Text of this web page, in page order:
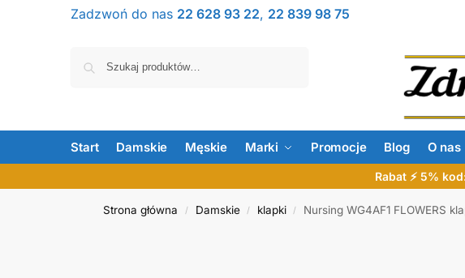
Zadzwoń do nas 22 628 93 22, 22 839 98 75
Start Damskie Męskie Marki Promocje Blog O nas
Rabat ⚡ 5%
Strona główna / Damskie / klapki / Nursing WG4AF1 FLOWERS